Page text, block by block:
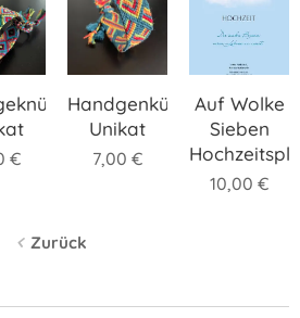
€
Handgenküpftes
Unikat
7,00 €
Auf Wolke
Sieben
10,00 €
Zurück